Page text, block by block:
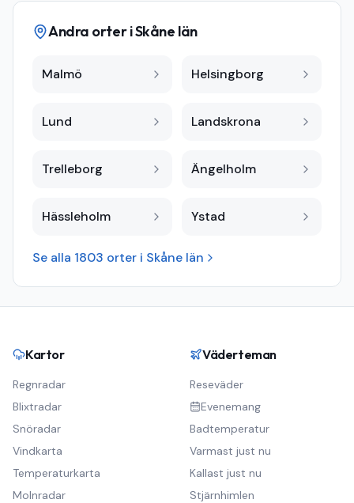
Andra orter iSkåne län
Malmö Helsingborg
Lund Landskrona
Trelleborg Ängelholm
Hässleholm Ystad
Se alla 1803 orter i Skåne län
Kartor
Regnradar
Blixtradar
Snöradar
Vindkarta
Temperaturkarta
Molnradar
Väderteman
Reseväder
Evenemang
Badtemperatur
Varmast just nu
Kallast just nu
Stjärnhimlen